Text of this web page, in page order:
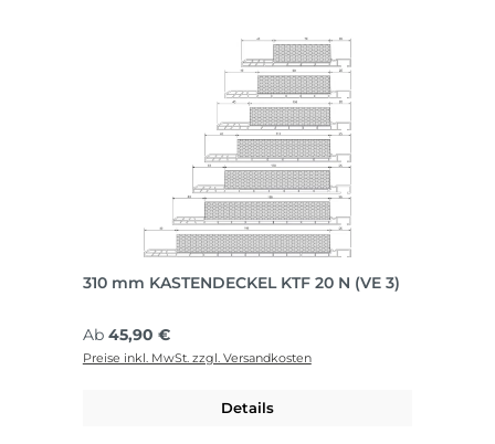
310 mm KASTENDECKEL KTF 20 N (VE 3)
Regulärer Preis:
Ab 45,90 €
Preise inkl. MwSt. zzgl. Versandkosten
Details